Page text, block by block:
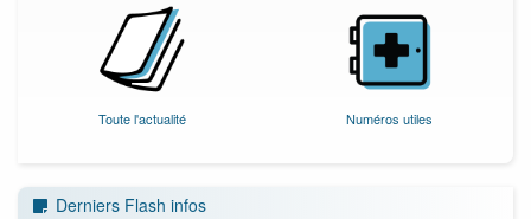
Toute l'actualité Numéros utiles
Derniers Flash infos